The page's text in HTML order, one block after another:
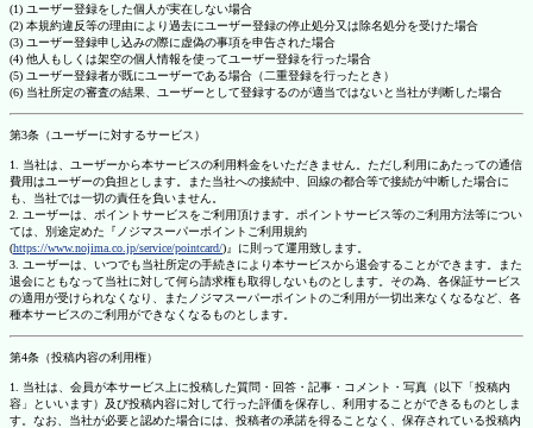
(1) ユーザー登録をした個人が実在しない場合
(2) 本規約違反等の理由により過去にユーザー登録の停止処分又は除名処分を受けた場合
(3) ユーザー登録申し込みの際に虚偽の事項を申告された場合
(4) 他人もしくは架空の個人情報を使ってユーザー登録を行った場合
(5) ユーザー登録者が既にユーザーである場合（二重登録を行ったとき）
(6) 当社所定の審査の結果、ユーザーとして登録するのが適当ではないと当社が判断した場合
第3条（ユーザーに対するサービス）
1. 当社は、ユーザーから本サービスの利用料金をいただきません。ただし利用にあたっての通信
費用はユーザーの負担とします。また当社への接続中、回線の都合等で接続が中断した場合に
も、当社では一切の責任を負いません。
2. ユーザーは、ポイントサービスをご利用頂けます。ポイントサービス等のご利用方法等につい
ては、別途定めた『ノジマスーパーポイントご利用規約
(https://www.nojima.co.jp/service/pointcard/)』に則って運用致します。
3. ユーザーは、いつでも当社所定の手続きにより本サービスから退会することができます。また
退会にともなって当社に対して何ら請求権も取得しないものとします。その為、各保証サービス
の適用が受けられなくなり、またノジマスーパーポイントのご利用が一切出来なくなるなど、各
種本サービスのご利用ができなくなるものとします。
第4条（投稿内容の利用権）
1. 当社は、会員が本サービス上に投稿した質問・回答・記事・コメント・写真（以下「投稿内
容」といいます）及び投稿内容に対して行った評価を保存し、利用することができるものとしま
す。なお、当社が必要と認めた場合には、投稿者の承諾を得ることなく、保存されている投稿内